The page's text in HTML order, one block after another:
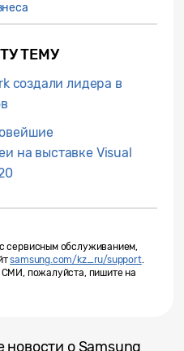
ТЕМУ
создали лидера в
на выставке Visual
сервисным обслуживанием,
samsung.com/kz_ru/support.
СМИ, пожалуйста, пишите на
новости о Samsung